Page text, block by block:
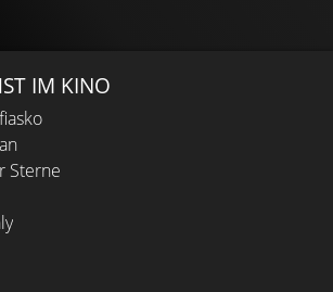
IM KINO
Sterne